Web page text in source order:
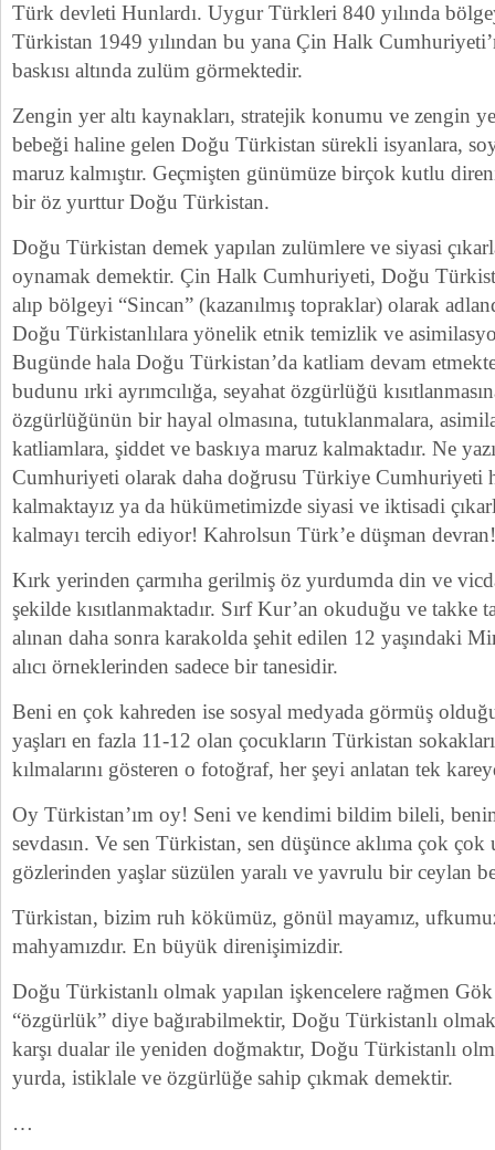
Türk devleti Hunlardı. Uygur Türkleri 840 yılında
Türkistan 1949 yılından bu yana Çin Halk
baskısı altında zulüm görmektedir.
Zengin yer altı kaynakları, stratejik konumu ve zengin
bebeği haline gelen Doğu Türkistan sürekli isyanlara,
maruz kalmıştır. Geçmişten günümüze birçok kutlu
bir öz yurttur Doğu Türkistan.
Doğu Türkistan demek yapılan zulümlere ve siyasi
oynamak demektir. Çin Halk Cumhuriyeti, Doğu
alıp bölgeyi “Sincan” (kazanılmış topraklar) olarak
Doğu Türkistanlılara yönelik etnik temizlik ve
Bugünde hala Doğu Türkistan’da katliam devam
budunu ırki ayrımcılığa, seyahat özgürlüğü
özgürlüğünün bir hayal olmasına, tutuklanmalara,
katliamlara, şiddet ve baskıya maruz kalmaktadır. Ne
Cumhuriyeti olarak daha doğrusu Türkiye Cumhuriyeti
kalmaktayız ya da hükümetimizde siyasi ve iktisadi
kalmayı tercih ediyor! Kahrolsun Türk’e düşman devran!
Kırk yerinden çarmıha gerilmiş öz yurdumda din ve
şekilde kısıtlanmaktadır. Sırf Kur’an okuduğu ve takke
alınan daha sonra karakolda şehit edilen 12 yaşındaki
alıcı örneklerinden sadece bir tanesidir.
Beni en çok kahreden ise sosyal medyada görmüş
yaşları en fazla 11-12 olan çocukların Türkistan
kılmalarını gösteren o fotoğraf, her şeyi anlatan tek
Oy Türkistan’ım oy! Seni ve kendimi bildim bileli,
sevdasın. Ve sen Türkistan, sen düşünce aklıma çok
gözlerinden yaşlar süzülen yaralı ve yavrulu bir ceylan
Türkistan, bizim ruh kökümüz, gönül mayamız,
mahyamızdır. En büyük direnişimizdir.
Doğu Türkistanlı olmak yapılan işkencelere rağmen
“özgürlük” diye bağırabilmektir, Doğu Türkistanlı
karşı dualar ile yeniden doğmaktır, Doğu Türkistanlı
yurda, istiklale ve özgürlüğe sahip çıkmak demektir.
…